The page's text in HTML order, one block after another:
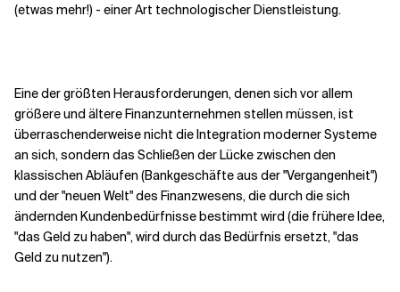
(etwas mehr!) - einer Art technologischer Dienstleistung.
Eine der größten Herausforderungen, denen sich vor allem
größere und ältere Finanzunternehmen stellen müssen, ist
überraschenderweise nicht die Integration moderner Systeme
an sich, sondern das Schließen der Lücke zwischen den
klassischen Abläufen (Bankgeschäfte aus der "Vergangenheit")
und der "neuen Welt" des Finanzwesens, die durch die sich
ändernden Kundenbedürfnisse bestimmt wird (die frühere Idee,
"das Geld zu haben", wird durch das Bedürfnis ersetzt, "das
Geld zu nutzen").